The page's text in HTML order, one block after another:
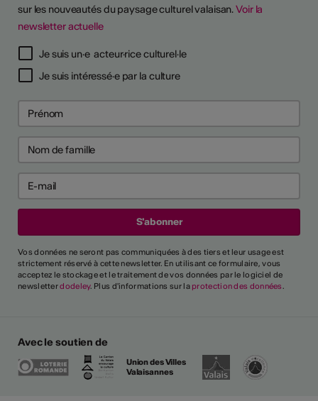
sur les nouveautés du paysage culturel valaisan.Voir la
newsletter actuelle
Je suis un·e acteur·rice culturel·le
Je suis intéressé·e par la culture
Vos données ne seront pas communiquées à des tiers et leur usage est
strictement réservé à cette newsletter. En utilisant ce formulaire, vous
acceptez le stockage et le traitement de vos données par le logiciel de
newsletterdodeley. Plus d'informations sur la protection des données.
Avec le soutien de
Union des Villes
Valaisannes